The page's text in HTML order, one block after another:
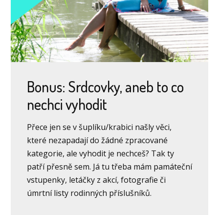
Bonus: Srdcovky, aneb to co
nechci vyhodit
Přece jen se v šuplíku/krabici našly věci,
které nezapadají do žádné zpracované
kategorie, ale vyhodit je nechceš? Tak ty
patří přesně sem. Já tu třeba mám památeční
vstupenky, letáčky z akcí, fotografie či
úmrtní listy rodinných příslušníků.